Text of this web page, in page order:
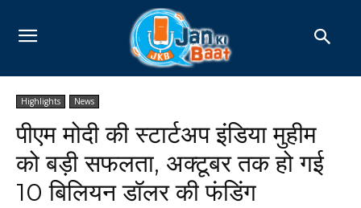
Highlights News
पीएम मोदी की स्टार्टअप इंडिया मुहीम
को बड़ी सफलता, अक्टूबर तक हो गई
10 बिलियन डॉलर की फंडिंग